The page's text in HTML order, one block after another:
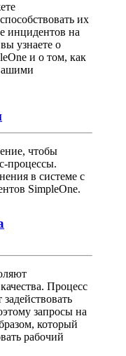
их
инцидентов на
узнаете о
и о том, как
чтобы
процессы.
в системе с
SimpleOne.
Процесс
запросы на
который
рабочий